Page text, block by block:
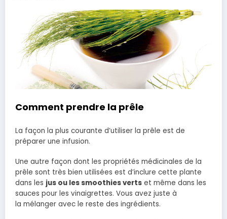
Comment prendre la prêle
La façon la plus courante d’utiliser la prêle est de
préparer une infusion.
Une autre façon dont les propriétés médicinales de la
prêle sont très bien utilisées est d’inclure cette plante
dans les jus ou lessmoothies verts et même dans les
sauces pour les vinaigrettes. Vous avez juste à
la mélanger avec le reste des ingrédients.